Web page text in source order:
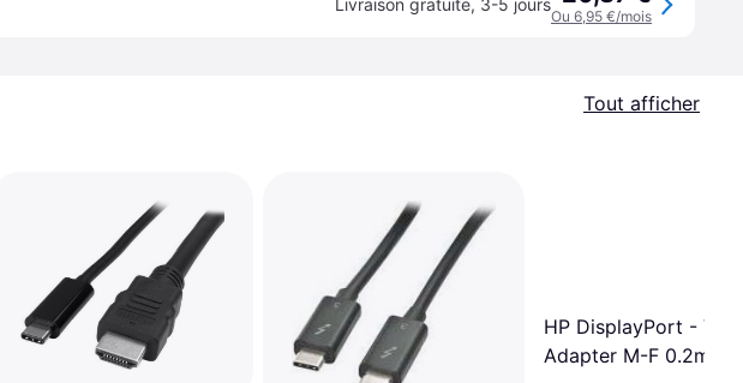
Livraison gratuite, 3-5 jours
Ou 6,95 €/mois
Tout afficher
HP DisplayPort - VGA
Adapter M-F 0.2m